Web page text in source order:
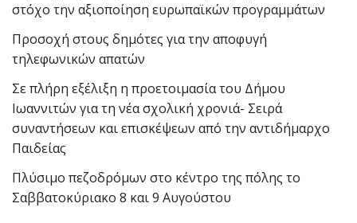
στόχο την αξιοποίηση ευρωπαϊκών προγραμμάτων
Προσοχή στους δημότες για την αποφυγή
τηλεφωνικών απατών
Σε πλήρη εξέλιξη η προετοιμασία του Δήμου
Ιωαννιτών για τη νέα σχολική χρονιά- Σειρά
συναντήσεων και επισκέψεων από την αντιδήμαρχο
Παιδείας
Πλύσιμο πεζοδρόμων στο κέντρο της πόλης το
Σαββατοκύριακο 8 και 9 Αυγούστου